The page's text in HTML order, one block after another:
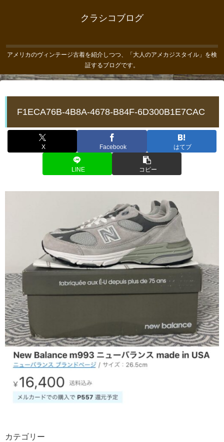
クラシコブログ
アメリカのヴィンテージ古着を紹介しつつ、「大人のアメカジスタイル」を検
証するブログです。
F1ECA76B-4B8A-4678-B84F-6D300B1E7CAC
X Facebook はてブ
LINE コピー
カテゴリー